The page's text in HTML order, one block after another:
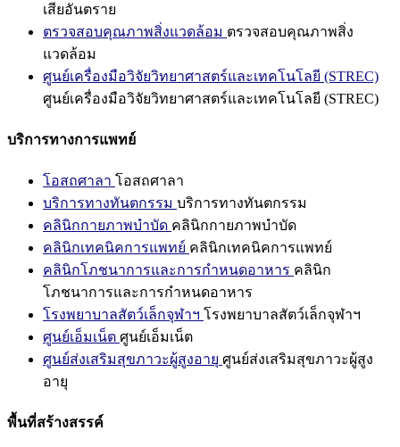
เสียอันตราย
ตรวจสอบคุณภาพสิ่งแวดล้อม ตรวจสอบคุณภาพสิ่ง
แวดล้อม
ศูนย์เครื่องมือวิจัยวิทยาศาสตร์และเทคโนโลยี (STREC)
ศูนย์เครื่องมือวิจัยวิทยาศาสตร์และเทคโนโลยี (STREC)
บริการทางการแพทย์
โอสถศาลา โอสถศาลา
บริการทางทันตกรรม บริการทางทันตกรรม
คลินิกกายภาพบำบัด คลินิกกายภาพบำบัด
คลินิกเทคนิคการแพทย์ คลินิกเทคนิคการแพทย์
คลินิกโภชนาการและการกำหนดอาหาร คลินิก
โภชนาการและการกำหนดอาหาร
โรงพยาบาลสัตว์เล็กจุฬาฯ โรงพยาบาลสัตว์เล็กจุฬาฯ
ศูนย์เอ็มเน็ต ศูนย์เอ็มเน็ต
ศูนย์ส่งเสริมสุขภาวะผู้สูงอายุ ศูนย์ส่งเสริมสุขภาวะผู้สูง
อายุ
พื้นที่สร้างสรรค์